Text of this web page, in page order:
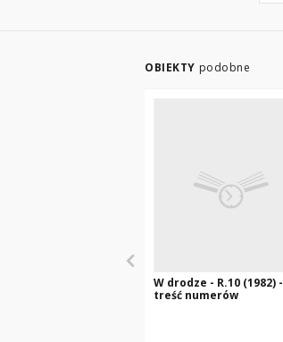
OBIEKTY podobne
W drodze - R.10 (1982) -
treść numerów